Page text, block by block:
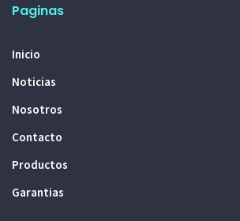
Paginas
Inicio
Noticias
Nosotros
Contacto
Productos
Garantias